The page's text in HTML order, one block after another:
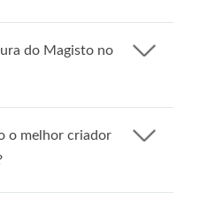
do Magisto no
o melhor criador